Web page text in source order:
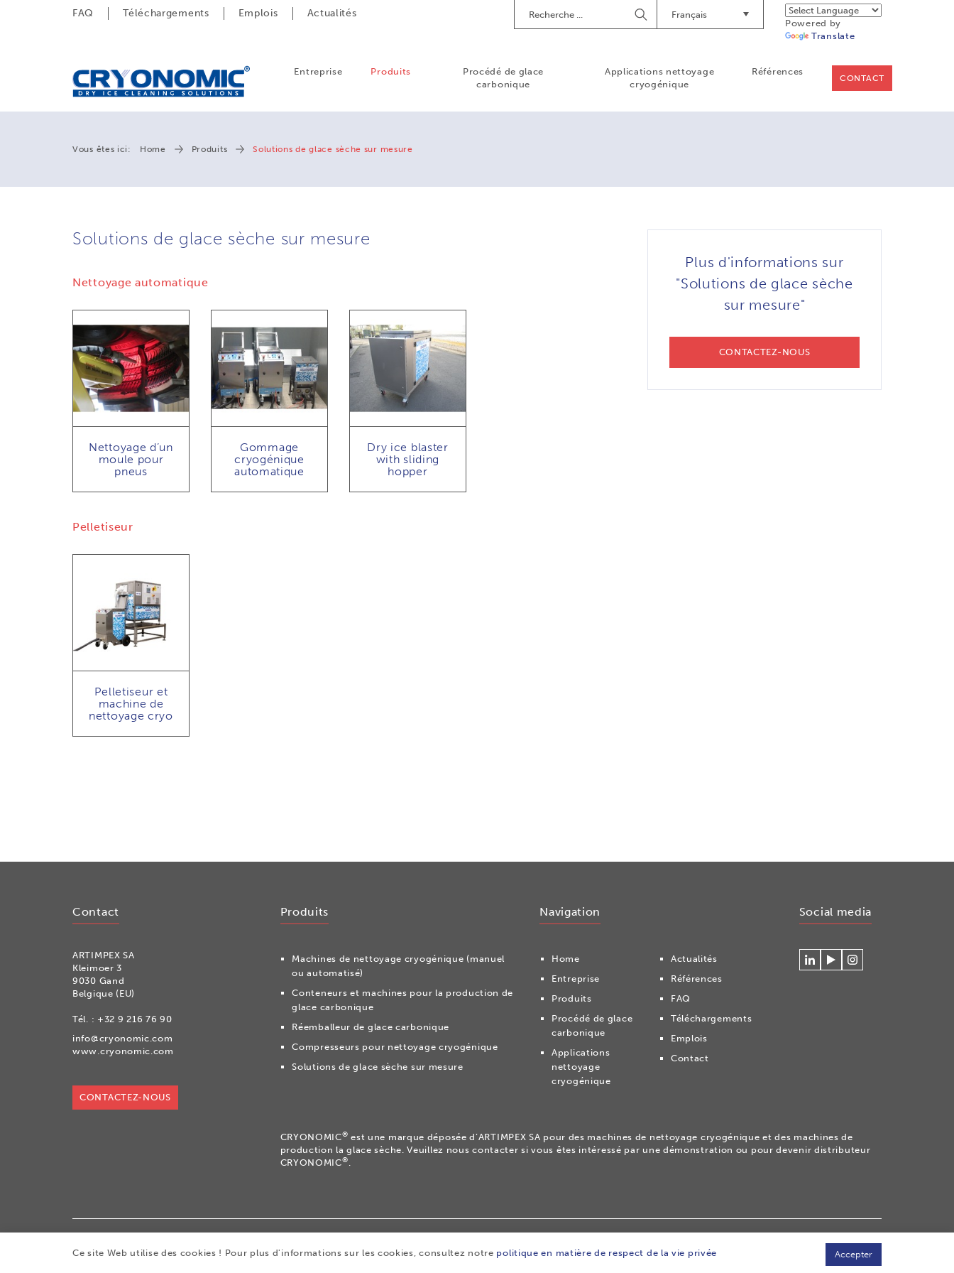
FAQ Téléchargements Emplois Actualités
Powered by
Translate
Français
Lancer
la
Entreprise Produits
Procédé de glace
carbonique
Applications nettoyage
cryogénique
Références
CONTACT
Vous êtes ici: Home Produits Solutions de glace sèche sur mesure
Solutions de glace sèche sur mesure
Nettoyage automatique
Nettoyage d’un
moule pour
pneus
Gommage
cryogénique
automatique
Dry ice blaster
with sliding
hopper
Pelletiseur
Pelletiseur et
machine de
nettoyage cryo
Plus d'informations sur
"Solutions de glace sèche
sur mesure"
CONTACTEZ-NOUS
CONTACTEZ-NOUS
Contact
ARTIMPEX SA
Kleimoer 3
9030 Gand
Belgique (EU)
Tél. : +32 9 216 76 90
info@cryonomic.com
www.cryonomic.com
CONTACTEZ-NOUS
Produits
Machines de nettoyage cryogénique (manuel
ou automatisé)
Conteneurs et machines pour la production de
glace carbonique
Réemballeur de glace carbonique
Compresseurs pour nettoyage cryogénique
Solutions de glace sèche sur mesure
Navigation
Home
Entreprise
Produits
Procédé de glace
carbonique
Applications
nettoyage
cryogénique
Actualités
Références
FAQ
Téléchargements
Emplois
Contact
Social media
Se
Regardez
Volg
CRYONOMIC® est une marque déposée d’ARTIMPEX SA pour des machines de nettoyage cryogénique et des machines de
production la glace sèche. Veuillez nous contacter si vous êtes intéressé par une démonstration ou pour devenir distributeur
CRYONOMIC®.
|
Cookies | Sitemap | Conditions générales de vente
Ce site Web utilise des cookies ! Pour plus d'informations sur les cookies, consultez notre politique en matière de respect de la vie privée Accepter